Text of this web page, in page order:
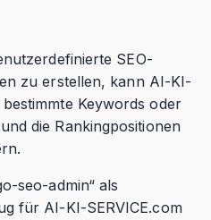
SEO-
zu erstellen, kann AI-KI-
Keywords oder
die Rankingpositionen
seo-admin“ als
für AI-KI-SERVICE.com